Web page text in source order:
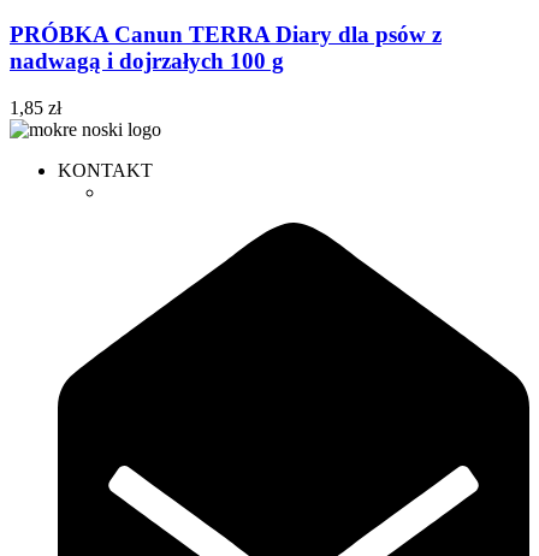
PRÓBKA Canun TERRA Diary dla psów z
nadwagą i dojrzałych 100 g
1,85 zł
KONTAKT